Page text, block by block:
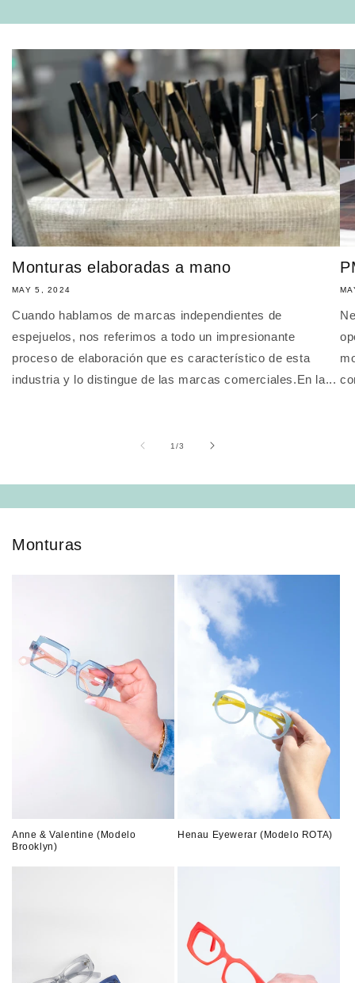
Monturas elaboradas a mano
MAY 5, 2024
Cuando hablamos de marcas independientes de
espejuelos, nos referimos a todo un impresionante
proceso de elaboración que es característico de esta
industria y lo distingue de las marcas comerciales.En la...
1/of
3
Monturas
Anne & Valentine (Modelo
Brooklyn)
Henau Eyewerar (Modelo ROTA)